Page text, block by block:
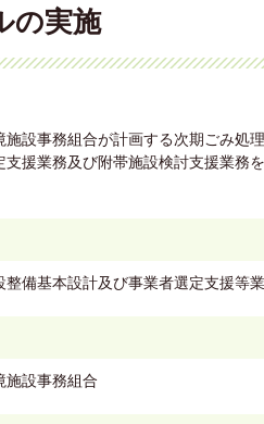
の実施
施設事務組合が計画する次期ごみ処
支援業務及び附帯施設検討支援業務
整備基本設計及び事業者選定支援等
施設事務組合